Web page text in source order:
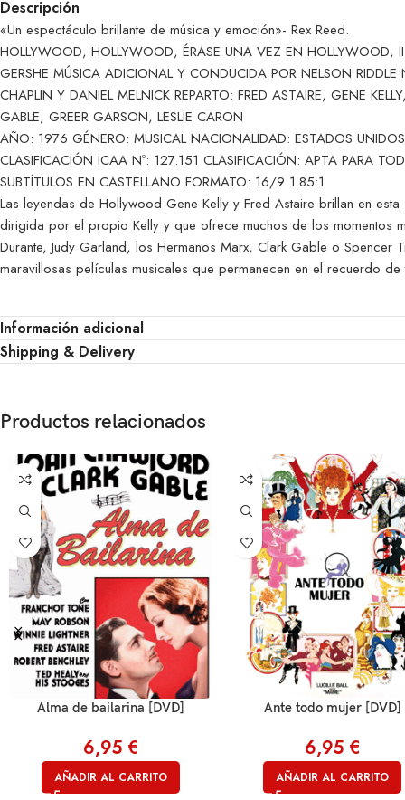
Descripción
«Un espectáculo brillante de música y emoción»- Rex Reed.
HOLLYWOOD, HOLLYWOOD, ÉRASE UNA VEZ EN HOLLYWOOD,
GERSHE MÚSICA ADICIONAL Y CONDUCIDA POR NELSON RIDDLE
CHAPLIN Y DANIEL MELNICK REPARTO: FRED ASTAIRE, GENE
GABLE, GREER GARSON, LESLIE CARON
AÑO: 1976 GÉNERO: MUSICAL NACIONALIDAD: ESTADOS
CLASIFICACIÓN ICAA Nº: 127.151 CLASIFICACIÓN: APTA PARA
SUBTÍTULOS EN CASTELLANO FORMATO: 16/9 1.85:1
Las leyendas de Hollywood Gene Kelly y Fred Astaire brillan en
dirigida por el propio Kelly y que ofrece muchos de los momentos
Durante, Judy Garland, los Hermanos Marx, Clark Gable o
maravillosas películas musicales que permanecen en el recuerdo
Información adicional
Shipping & Delivery
Productos relacionados
Alma de bailarina [DVD]
6,95 €
AÑADIR AL CARRITO
Ante todo mujer [DVD]
6,95 €
AÑADIR AL CARRITO